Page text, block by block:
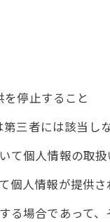
停止すること
三者には該当し
て個人情報の取
個人情報が提供
る場合であって